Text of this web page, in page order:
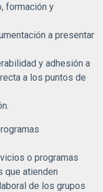
formación y
a presentar
y adhesión a
a los puntos de
o programas
que atienden
de los grupos